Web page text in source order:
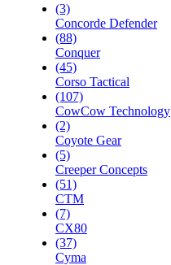
(3)
Concorde Defender
(88)
Conquer
(45)
Corso Tactical
(107)
CowCow Technology
(2)
Coyote Gear
(5)
Creeper Concepts
(51)
CTM
(7)
CX80
(37)
Cyma